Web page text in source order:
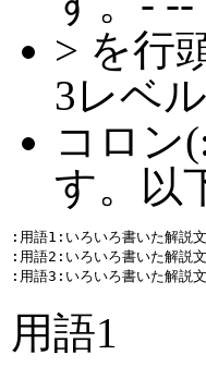
> を行
3レベ
コロン
す。以
:用語1:いろいろ書いた解説
:用語2:いろいろ書いた解説
用語1